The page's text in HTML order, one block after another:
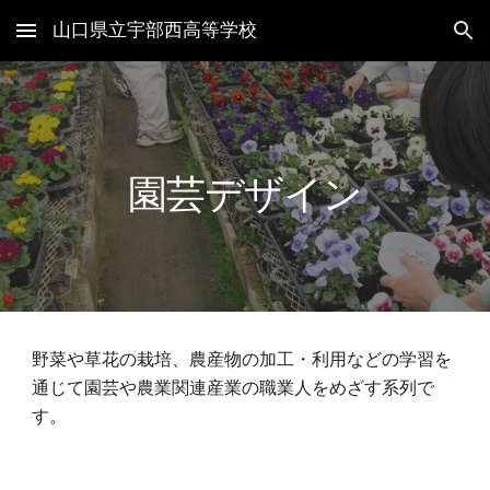
Skip to main content Skip to navigation
山口県立宇部西高等学校
園芸デザイン
野菜や草花の栽培、農産物の加工・利用などの学習を
通じて園芸や農業関連産業の職業人をめざす系列で
す。